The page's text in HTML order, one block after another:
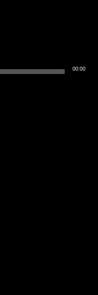
00:00